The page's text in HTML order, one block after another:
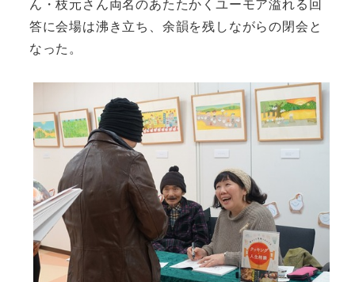
答に会場は沸き立ち、余韻を残しながらの閉会と
なった。